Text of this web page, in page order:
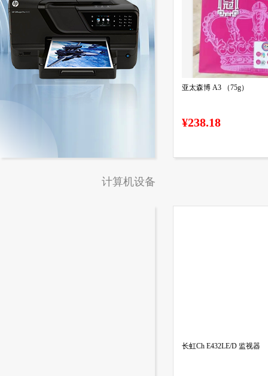
亚太森博 A3 （75g）
¥238.18
计算机设备
长虹Ch E432LE/D 监视器